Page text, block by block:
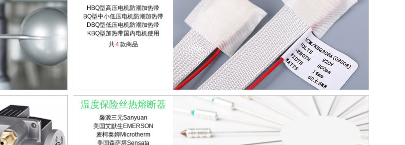
HBQ型高压电机防潮加热带
BQ型中小低压电机防潮加热带
DBQ型低压电机防潮加热带
KBQ型加热带国内电机使用
共4款商品
温度保险丝热熔断器
馨源三元Sanyuan
美国艾默生EMERSON
麦柯泰姆Microtherm
美国森萨塔Sensata